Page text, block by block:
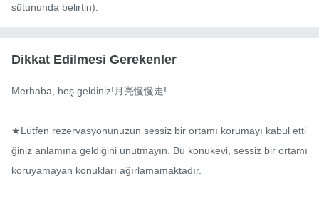
sütununda belirtin).
Dikkat Edilmesi Gerekenler
Merhaba, hoş geldiniz!月亮慢慢走!
★Lütfen rezervasyonunuzun sessiz bir ortamı korumayı kabul etti
ğiniz anlamına geldiğini unutmayın. Bu konukevi, sessiz bir ortamı
koruyamayan konukları ağırlamamaktadır.